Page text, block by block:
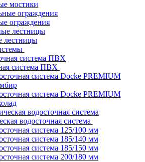
мостики
ограждения
лестницы
система ПВХ
система Docke PREMIUM
система Docke PREMIUM
водосточная система
система 125/100 мм
система 185/140 мм
система 185/150 мм
система 200/180 мм